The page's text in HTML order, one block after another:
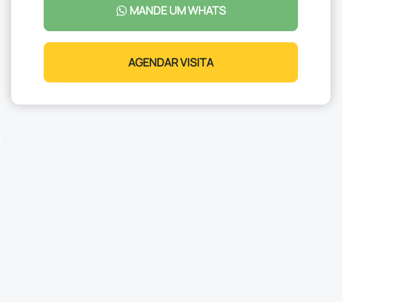
MANDE UM WHATS
AGENDAR VISITA